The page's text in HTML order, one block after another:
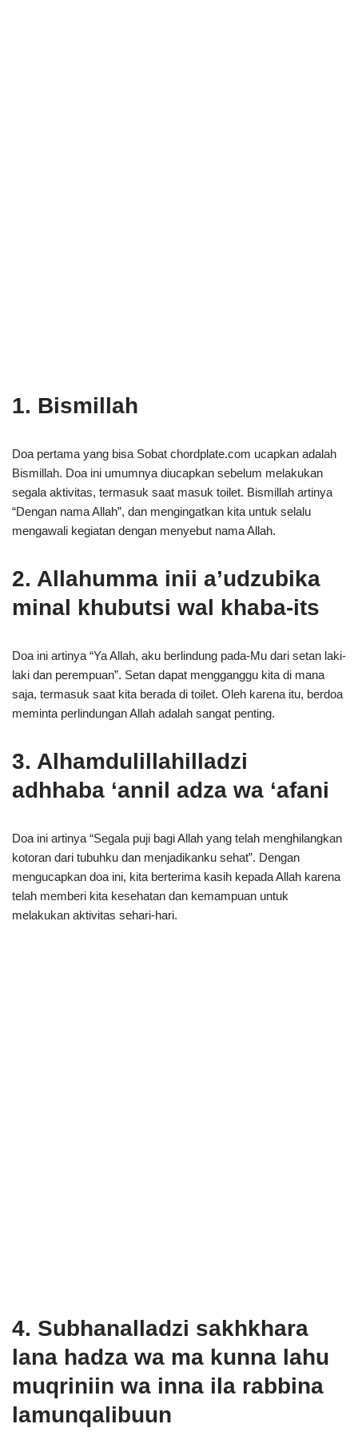
1. Bismillah
Doa pertama yang bisa Sobat chordplate.com ucapkan adalah
Bismillah. Doa ini umumnya diucapkan sebelum melakukan
segala aktivitas, termasuk saat masuk toilet. Bismillah artinya
“Dengan nama Allah”, dan mengingatkan kita untuk selalu
mengawali kegiatan dengan menyebut nama Allah.
2. Allahumma inii a’udzubika
minal khubutsi wal khaba-its
Doa ini artinya “Ya Allah, aku berlindung pada-Mu dari setan laki-
laki dan perempuan”. Setan dapat mengganggu kita di mana
saja, termasuk saat kita berada di toilet. Oleh karena itu, berdoa
meminta perlindungan Allah adalah sangat penting.
3. Alhamdulillahilladzi
adhhaba ‘annil adza wa ‘afani
Doa ini artinya “Segala puji bagi Allah yang telah menghilangkan
kotoran dari tubuhku dan menjadikanku sehat”. Dengan
mengucapkan doa ini, kita berterima kasih kepada Allah karena
telah memberi kita kesehatan dan kemampuan untuk
melakukan aktivitas sehari-hari.
4. Subhanalladzi sakhkhara
lana hadza wa ma kunna lahu
muqriniin wa inna ila rabbina
lamunqalibuun